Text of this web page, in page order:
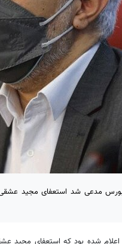
بورس مدعی شد استعفای مجید
اعلام شده بود که استعفای